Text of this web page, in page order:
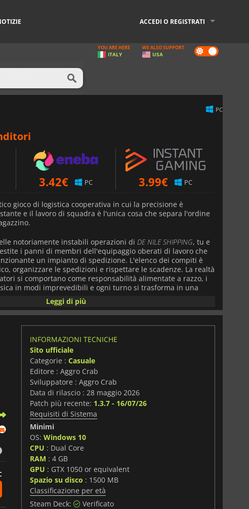
ACCEDI O REGISTRATI
Dark
mode
YOU ARE HERE
ITALY
WE ALSO SUPPORT
USA
PC
3.42€ PC 3.99€ PC
gioco di logistica cooperativa in cui la precisione è
e il lavoro di squadra è l'unica cosa che separa l'ordine
notoriamente instabili operazioni di DE NILE SHIPPING, tu e
i panni di membri dell'equipaggio oberati di lavoro che
un impianto di spedizione. L'elenco dei compiti è
organizzare le spedizioni e rispettare le scadenze. La realtà
si comportano come responsabilità alimentate a razzo, i
in modi imprevedibili e ogni turno si trasforma in una
rotte e salvataggi all'ultimo secondo.
del disordine controllato. I giocatori devono coordinarsi in
ruoli, navigare in spazi industriali ristretti e improvvisare
aiuta, ma la comunicazione è ciò che impedisce a tutto di
in co-op online,Crashout Crew
prese in una frazione di secondo e il recupero condiviso
una storia di piccole vittorie sepolte sotto un caos
consegna riuscita spesso avviene al costo di qualcos'altro
Leggi di più
INFORMAZIONI TECNICHE
Sito ufficiale
Categorie : Casuale
Editore : Aggro Crab
Sviluppatore : Aggro Crab
Data di rilascio : 28 maggio 2026
Patch più recente: 1.3.7 - 16/07/26
Requisiti di Sistema
Minimi
OS: Windows 10
CPU : Dual Core
RAM : 4 GB
GPU : GTX 1050 or equivalent
Spazio su disco : 1500 MB
Classificazione per età
Steam Deck:
Verificato